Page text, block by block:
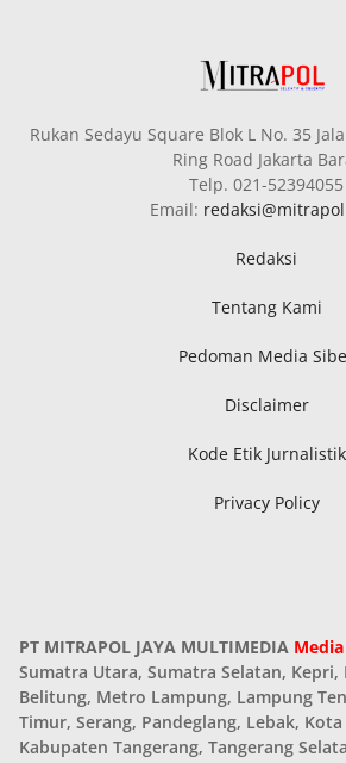
Rukan Sedayu Square Blok L No. 35
Ring Road Jakarta
Telp. 021-52394055
Email:
Redaksi
Tentang Kami
Pedoman Media
Disclaimer
Kode Etik Jurnalistik
Privacy Policy
PT MITRAPOL JAYA MULTIMEDIA
Sumatra Utara, Sumatra Selatan, Kepri,
Belitung, Metro Lampung, Lampung
Timur, Serang, Pandeglang, Lebak,
Kabupaten Tangerang, Tangerang